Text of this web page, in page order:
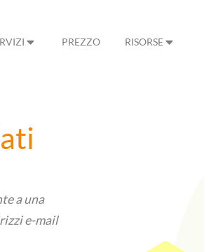
PREZZO RISORSE
a una
e-mail